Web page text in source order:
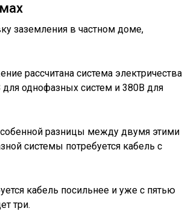
заземления в частном доме,
рассчитана система электричества
однофазных систем и 380В для
разницы между двумя этими
системы потребуется кабель с
кабель посильнее и уже с пятью
три.